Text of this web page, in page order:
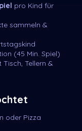
pro Kind für
sammeln &
(45 Min. Spiel)
Tisch, Tellern &
oder Pizza